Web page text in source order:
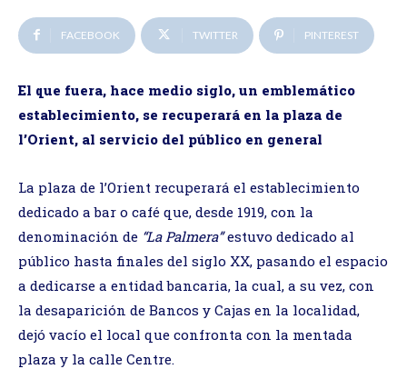
FACEBOOK TWITTER PINTEREST
El que fuera, hace medio siglo, un emblemático
establecimiento, se recuperará en la plaza de
l’Orient, al servicio del público en general
La plaza de l’Orient recuperará el establecimiento
dedicado a bar o café que, desde 1919, con la
denominación de “La Palmera”estuvo dedicado al
público hasta finales del siglo XX, pasando el espacio
a dedicarse a entidad bancaria, la cual, a su vez, con
la desaparición de Bancos y Cajas en la localidad,
dejó vacío el local que confronta con la mentada
plaza y la calle Centre.